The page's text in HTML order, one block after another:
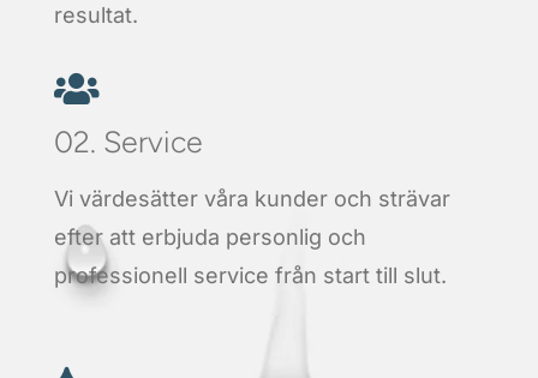
resultat.

02. Service
Vi värdesätter våra kunder och strävar
efter att erbjuda personlig och
professionell service från start till slut.